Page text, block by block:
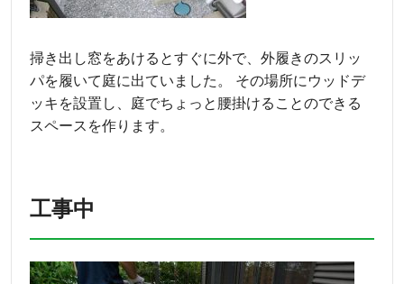
掃き出し窓をあけるとすぐに外で、外履きのスリッ
パを履いて庭に出ていました。 その場所にウッドデ
ッキを設置し、庭でちょっと腰掛けることのできる
スペースを作ります。
工事中